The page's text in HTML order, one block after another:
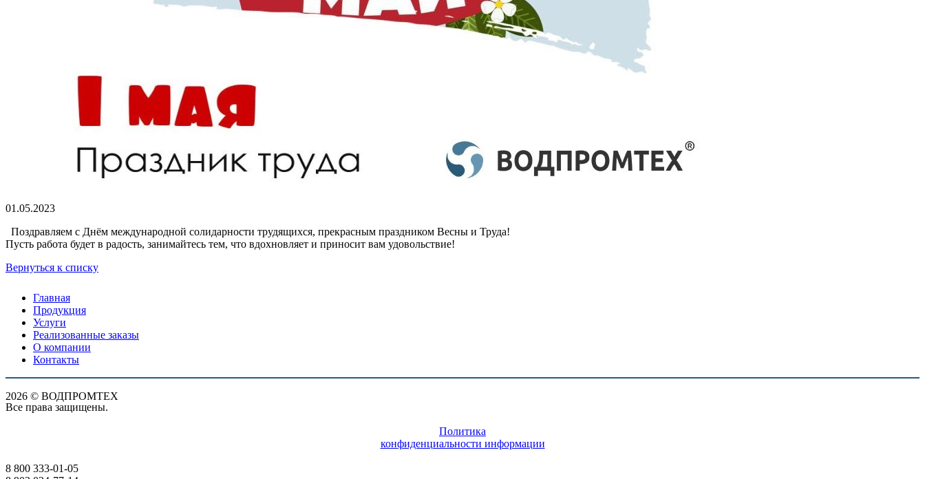
01.05.2023
Поздравляем с Днём международной солидарности трудящихся, прекрасным праздником Весны и Труда!
Пусть работа будет в радость, занимайтесь тем, что вдохновляет и приносит вам удовольствие!
Вернуться к списку
Главная
Продукция
Услуги
Реализованные заказы
О компании
Контакты
2026 © ВОДПРОМТЕХ
Все права защищены.
Политика
конфиденциальности информации
8 800 333-01-05